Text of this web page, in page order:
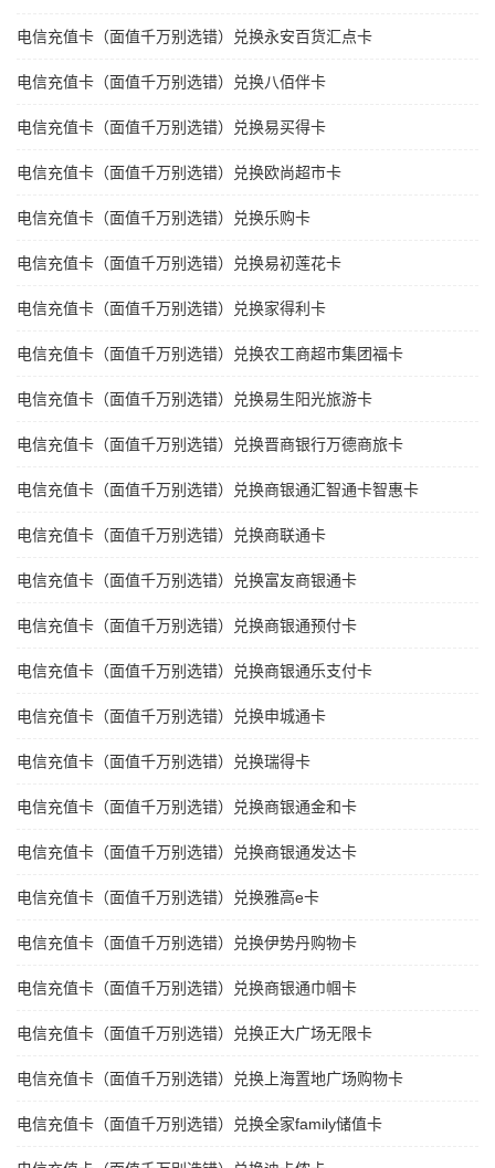
电信充值卡（面值千万别选错）兑换永安百货汇点卡
电信充值卡（面值千万别选错）兑换八佰伴卡
电信充值卡（面值千万别选错）兑换易买得卡
电信充值卡（面值千万别选错）兑换欧尚超市卡
电信充值卡（面值千万别选错）兑换乐购卡
电信充值卡（面值千万别选错）兑换易初莲花卡
电信充值卡（面值千万别选错）兑换家得利卡
电信充值卡（面值千万别选错）兑换农工商超市集团福卡
电信充值卡（面值千万别选错）兑换易生阳光旅游卡
电信充值卡（面值千万别选错）兑换晋商银行万德商旅卡
电信充值卡（面值千万别选错）兑换商银通汇智通卡智惠卡
电信充值卡（面值千万别选错）兑换商联通卡
电信充值卡（面值千万别选错）兑换富友商银通卡
电信充值卡（面值千万别选错）兑换商银通预付卡
电信充值卡（面值千万别选错）兑换商银通乐支付卡
电信充值卡（面值千万别选错）兑换申城通卡
电信充值卡（面值千万别选错）兑换瑞得卡
电信充值卡（面值千万别选错）兑换商银通金和卡
电信充值卡（面值千万别选错）兑换商银通发达卡
电信充值卡（面值千万别选错）兑换雅高e卡
电信充值卡（面值千万别选错）兑换伊势丹购物卡
电信充值卡（面值千万别选错）兑换商银通巾帼卡
电信充值卡（面值千万别选错）兑换正大广场无限卡
电信充值卡（面值千万别选错）兑换上海置地广场购物卡
电信充值卡（面值千万别选错）兑换全家family储值卡